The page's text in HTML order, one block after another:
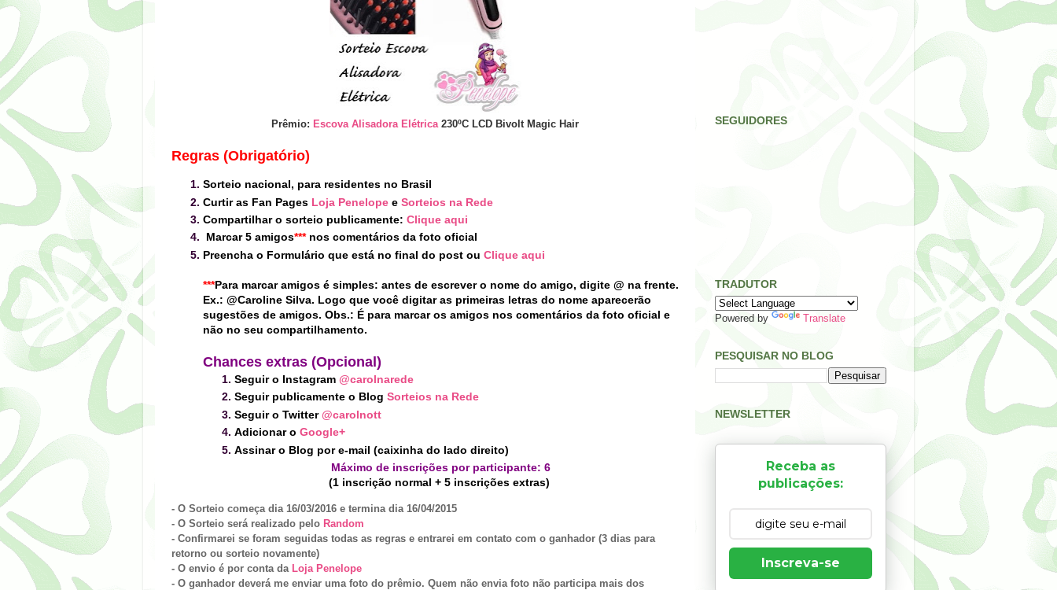
Prêmio: Escova Alisadora Elétrica230ºC LCD Bivolt Magic Hair
Regras (Obrigatório)
Sorteio nacional, para residentes no Brasil
Curtir as Fan Pages Loja Penelope e Sorteios na Rede
Compartilhar o sorteio publicamente: Clique aqui
Marcar 5 amigos***nos comentários da foto oficial
Preencha o Formulário que está no final do post ou Clique aqui
***Para marcar amigos é simples: antes de escrever o nome do amigo, digite @ na frente.
Ex.: @Caroline Silva. Logo que você digitar as primeiras letras do nome aparecerão
sugestões de amigos. Obs.: É para marcar os amigos nos comentários da foto oficial e
não no seu compartilhamento.
Chances extras (Opcional)
Seguir o Instagram @carolnarede
Seguir publicamente o Blog Sorteios na Rede
Seguir o Twitter@carolnott
Adicionar o Google+
Assinar o Blog por e-mail (caixinha do lado direito)
Máximo de inscrições por participante: 6
(1 inscrição normal + 5 inscrições extras)
- O Sorteio começa dia 16/03/2016 e termina dia 16/04/2015
- O Sorteio será realizado pelo Random
- Confirmarei se foram seguidas todas as regras e entrarei em contato com o ganhador (3 dias para
retorno ou sorteio novamente)
- O envio é por conta da Loja Penelope
- O ganhador deverá me enviar uma foto do prêmio. Quem não envia foto não participa mais dos
SEGUIDORES
TRADUTOR
Powered by Translate
PESQUISAR NO BLOG
NEWSLETTER
Receba as
publicações:
Inscreva-se